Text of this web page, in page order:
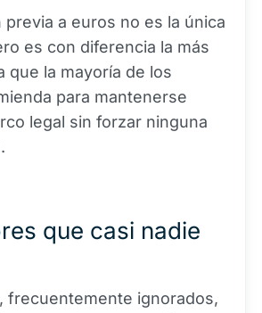
previa a euros no es la única
es con diferencia la más
que la mayoría de los
para mantenerse
legal sin forzar ninguna
que casi nadie
frecuentemente ignorados,